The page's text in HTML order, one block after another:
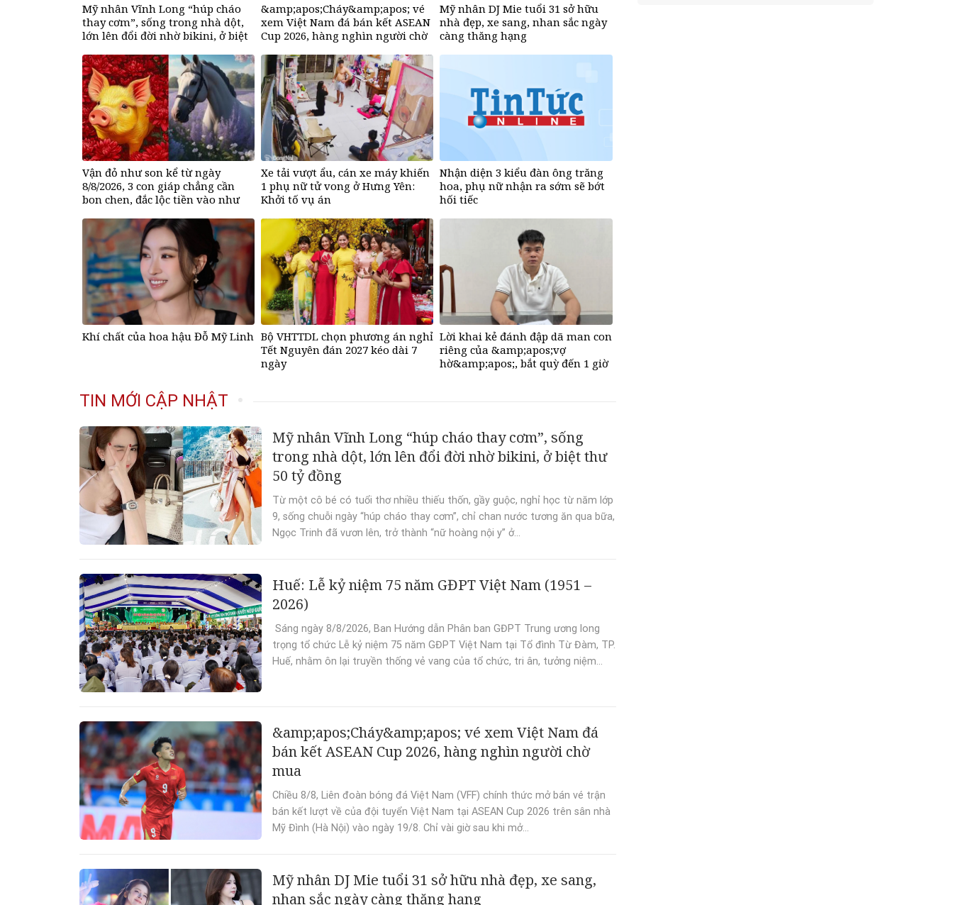
Mỹ nhân Vĩnh Long “húp cháo
thay cơm”, sống trong nhà dột,
lớn lên đổi đời nhờ bikini, ở biệt
&amp;apos;Cháy&amp;apos; vé
xem Việt Nam đá bán kết ASEAN
Cup 2026, hàng nghìn người chờ
Mỹ nhân DJ Mie tuổi 31 sở hữu
nhà đẹp, xe sang, nhan sắc ngày
càng thăng hạng
Vận đỏ như son kể từ ngày
8/8/2026, 3 con giáp chẳng cần
bon chen, đắc lộc tiền vào như
bước lên hương đổi đời
Xe tải vượt ẩu, cán xe máy khiến
1 phụ nữ tử vong ở Hưng Yên:
Khởi tố vụ án
Nhận diện 3 kiểu đàn ông trăng
hoa, phụ nữ nhận ra sớm sẽ bớt
hối tiếc
Khí chất của hoa hậu Đỗ Mỹ Linh Bộ VHTTDL chọn phương án nghỉ
Tết Nguyên đán 2027 kéo dài 7
ngày
Lời khai kẻ đánh đập dã man con
riêng của &amp;apos;vợ
hờ&amp;apos;, bắt quỳ đến 1 giờ
TIN MỚI CẬP NHẬT
Mỹ nhân Vĩnh Long “húp cháo thay cơm”, sống
trong nhà dột, lớn lên đổi đời nhờ bikini, ở biệt thư
50 tỷ đồng
Từ một cô bé có tuổi thơ nhiều thiếu thốn, gầy guộc, nghỉ học từ năm lớp
9, sống chuỗi ngày “húp cháo thay cơm”, chỉ chan nước tương ăn qua bữa,
Ngọc Trinh đã vươn lên, trở thành “nữ hoàng nội y” ở...
Huế: Lễ kỷ niệm 75 năm GĐPT Việt Nam (1951 –
2026)
Sáng ngày 8/8/2026, Ban Hướng dẫn Phân ban GĐPT Trung ương long
trọng tổ chức Lễ kỷ niệm 75 năm GĐPT Việt Nam tại Tổ đình Từ Đàm, TP.
Huế, nhằm ôn lại truyền thống vẻ vang của tổ chức, tri ân, tưởng niệm...
&amp;apos;Cháy&amp;apos; vé xem Việt Nam đá
bán kết ASEAN Cup 2026, hàng nghìn người chờ
mua
Chiều 8/8, Liên đoàn bóng đá Việt Nam (VFF) chính thức mở bán vé trận
bán kết lượt về của đội tuyển Việt Nam tại ASEAN Cup 2026 trên sân nhà
Mỹ Đình (Hà Nội) vào ngày 19/8. Chỉ vài giờ sau khi mở...
Mỹ nhân DJ Mie tuổi 31 sở hữu nhà đẹp, xe sang,
nhan sắc ngày càng thăng hạng